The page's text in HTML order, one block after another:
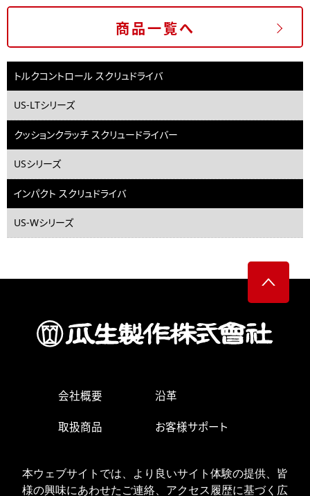
本ウェブサイトでは、より良いサイト体験の提供、皆
様の興味にあわせたご連絡、アクセス履歴に基づく広
商品一覧へ
トルクコントロール スクリュドライバ
US-LTシリーズ
クッションクラッチ スクリュードライバー
USシリーズ
インパクト スクリュドライバ
US-Wシリーズ
会社概要 沿革
取扱商品 お客様サポート
お問い合わせ